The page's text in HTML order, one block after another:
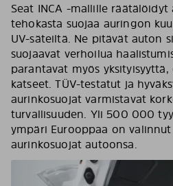
Seat INCA -mallille
tehokasta suojaa auringon
UV-säteiltä. Ne pitävät auton
suojaavat verhoilua
parantavat myös
katseet. TÜV-testatut ja
aurinkosuojat varmistavat
turvallisuuden. Yli 500 000
ympäri Eurooppaa on
aurinkosuojat autoonsa.